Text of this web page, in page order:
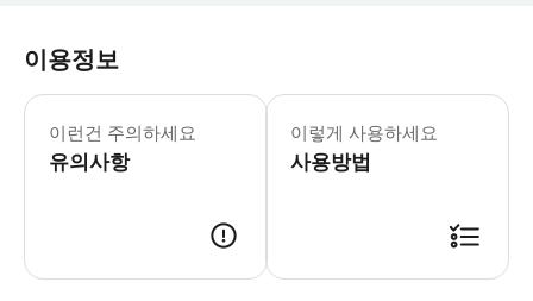
이용정보
이런건 주의하세요
유의사항
무료 입장: 다음 증명서 중 하나를 제
이렇게 사용하세요
사용방법